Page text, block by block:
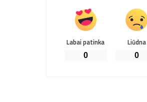
Labai patinka
0
Liūdna
0